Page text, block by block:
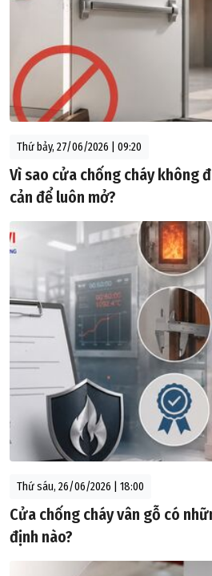
Thứ bảy, 27/06/2026 | 09:20
Vì sao cửa chống cháy không
cản để luôn mở?
Thứ sáu, 26/06/2026 | 18:00
Cửa chống cháy vân gỗ có
định nào?